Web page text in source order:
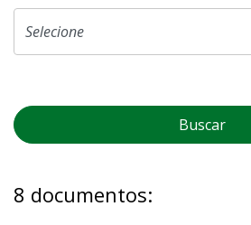
Buscar
8 documentos: